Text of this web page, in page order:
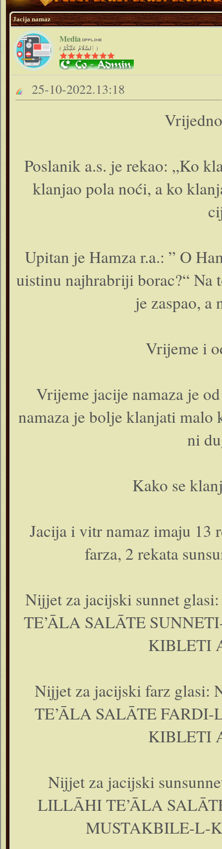
Jacija namaz
Media
( ٱلسَّلَامُ عَلَيْكُمْ )
25-10-2022.13:18
Poslanik a.s. je rekao: „Ko
klanjao pola noći, a ko
Upitan je Hamza r.a.: ” O
uistinu najhrabriji borac?“ Na
je zaspao,
Vrijeme i
Vrijeme jacije namaza je
namaza je bolje klanjati malo
ni
Kako se
Jacija i vitr namaz imaju 13
farza, 2 rekata
Nijjet za jacijski sunnet
TE’ĀLA SALĀTE
KIBLETI
Nijjet za jacijski farz
TE’ĀLA SALĀTE
KIBLETI
Nijjet za jacijski
LILLĀHI TE’ĀLA
MUSTAKBILE-L-